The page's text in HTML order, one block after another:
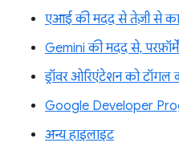
एआई की मदद से तेज़ी से
Gemini की मदद से,
ड्रॉवर ओरिएंटेशन को टॉगल
Google Developer
अन्य हाइलाइट